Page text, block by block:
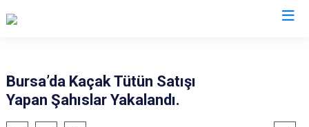
Bursa’da Kaçak Tütün Satışı
Yapan Şahıslar Yakalandı.